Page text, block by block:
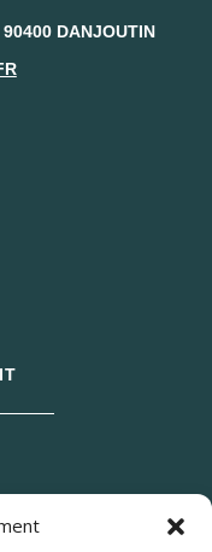
DANJOUTIN